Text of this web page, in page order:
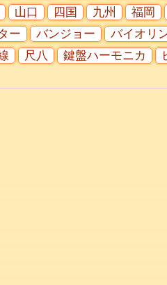
山口 四国 九州 福岡
ー バンジョー バイオリ
尺八 鍵盤ハーモニカ